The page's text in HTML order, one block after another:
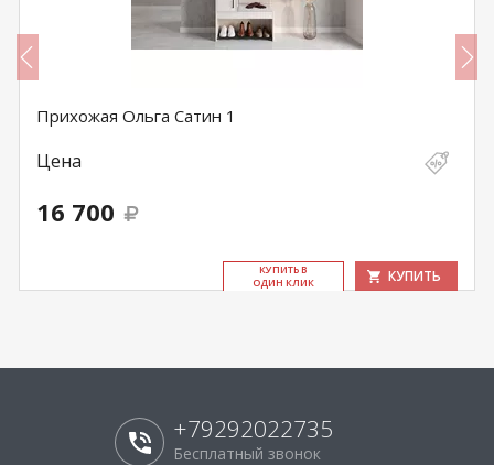
Прихожая Ольга Сатин 1
Цена
16 700
КУ­ПИТЬ В
ОДИН КЛИК
КУПИТЬ
+79292022735
Бесплатный звонок